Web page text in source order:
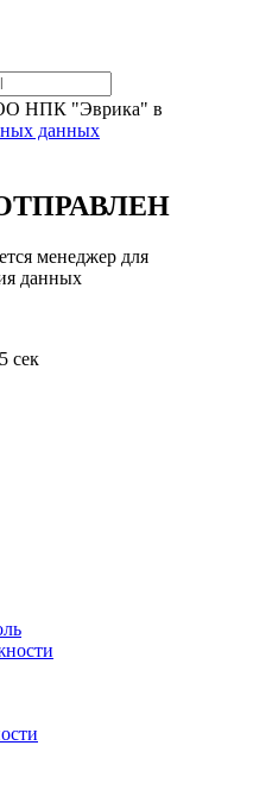
НПК "Эврика" в
данных
менеджер для
данных
сек